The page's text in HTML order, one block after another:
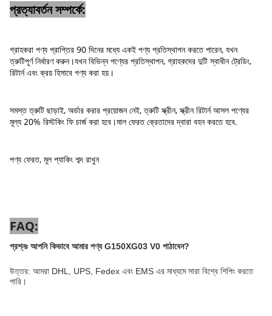
প্রত্যাবর্তন সম্পর্কে:
গ্রাহকরা পণ্য প্রাপ্তির 90 দিনের মধ্যে একই পণ্য প্রতিস্থাপন করতে পারেন, যখন
ত্রুটিপূর্ণ নির্ধারণ করুন।যখন বিভিন্ন পণ্যের প্রতিস্থাপন, গ্রাহকদের দুটি স্বাধীন ট্রেডিং,
রিটার্ন এবং ক্রয় হিসাবে গণ্য করা হয়।
সমস্ত ত্রুটি ছাড়াই, অর্ডার করার প্রয়োজন নেই, ত্রুটি স্ক্রীন, স্ক্রীন রিটার্ন আসল পণ্যের
মূল্য 20% রিস্টকিং ফি চার্জ করা হবে।মাল ফেরত ক্রেতাদের দ্বারা বহন করতে হবে.
পণ্য ফেরত, মূল প্যাকিং শব্দ রাখুন
FAQ:
প্রশ্নঃ আপনি কিভাবে আমার পণ্য G150XG03 V0 পাঠাবেন?
উত্তর: আমরা DHL, UPS, Fedex এবং EMS এর মাধ্যমে সারা বিশ্বে শিপিং করতে
পারি।